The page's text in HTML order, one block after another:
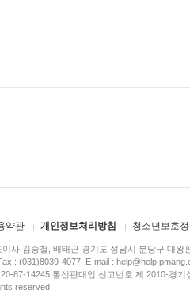
약관 개인정보처리방침 청소년보호
사 김승철, 배태근 경기도 성남시 분당구 대왕
: (031)8039-4077 E-mail :
87-14245 통신판매업 신고번호 제 2010-경
reserved.